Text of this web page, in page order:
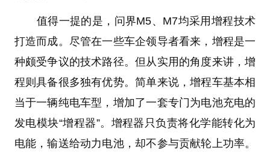
值得一提的是，问界M5、M7均采用增程技术
打造而成。尽管在一些车企领导者看来，增程是一
种颇受争议的技术路径。但从实用的角度来讲，增
程则具备很多独有优势。简单来说，增程车基本相
当于一辆纯电车型，增加了一套专门为电池充电的
发电模块“增程器”。增程器只负责将化学能转化为
电能，输送给动力电池，却不参与贡献轮上功率。